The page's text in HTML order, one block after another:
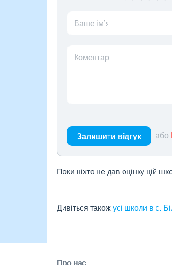
Ваше ім’я
Коментар
Залишити відгук або
Поки ніхто не дав оцінку цій
Дивіться такожусі школи в с.
Про нас